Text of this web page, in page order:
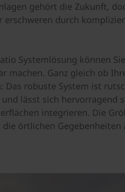
gehört die Zukunft,
erschweren durch
Systemlösung können
machen. Ganz gleich ob
Das robuste System ist
lässt sich hervorragend
integrieren. Die
örtlichen Gegebenheiten